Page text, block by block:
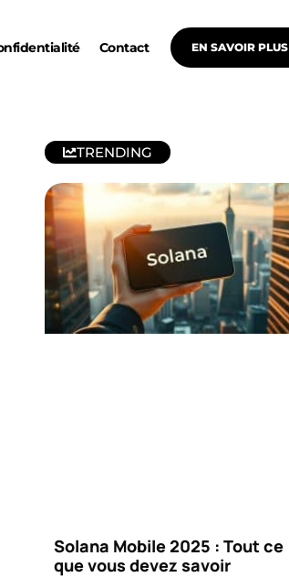
Contact EN SAVOIR PLUS
TRENDING
Solana Mobile 2025 : Tout ce
que vous devez savoir